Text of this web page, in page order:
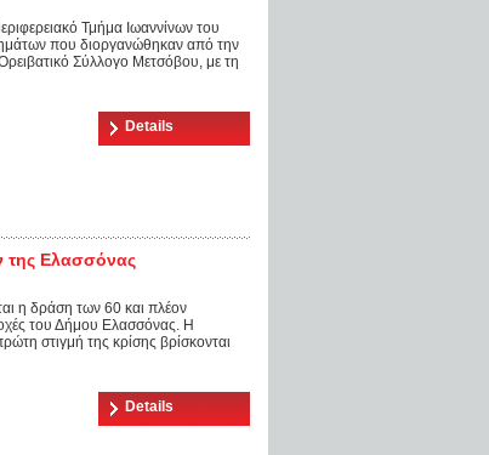
Τμήμα Ιωαννίνων του
που διοργανώθηκαν από την
Σύλλογο Μετσόβου, με τη
Details
της Ελασσόνας
η δράση των 60 και πλέον
του Δήμου Ελασσόνας. Η
στιγμή της κρίσης βρίσκονται
Details